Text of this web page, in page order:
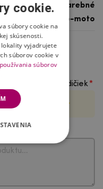
viacfarebné
Auto-moto
počet hviezdičiek
cookie.
súbory cookie na
skúsenosti.
vyjadrujete
súborov cookie v
súborov